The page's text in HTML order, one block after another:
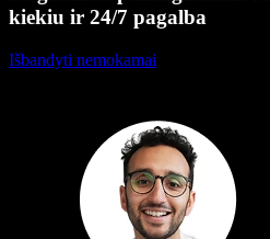
kiekiu ir 24/7 pagalba
Išbandyti nemokamai